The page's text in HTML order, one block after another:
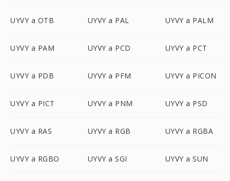
UYVY a OTB UYVY a PAL UYVY a PALM
UYVY a PAM UYVY a PCD UYVY a PCT
UYVY a PDB UYVY a PFM UYVY a PICON
UYVY a PICT UYVY a PNM UYVY a PSD
UYVY a RAS UYVY a RGB UYVY a RGBA
UYVY a RGBO UYVY a SGI UYVY a SUN